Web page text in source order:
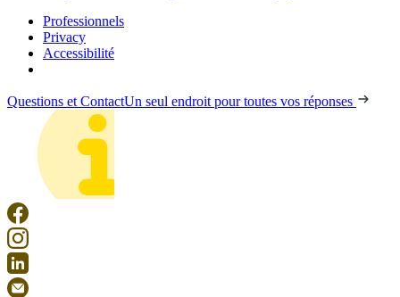
Professionnels
Privacy
Accessibilité
Questions et ContactUn seul endroit pour toutes vos réponses